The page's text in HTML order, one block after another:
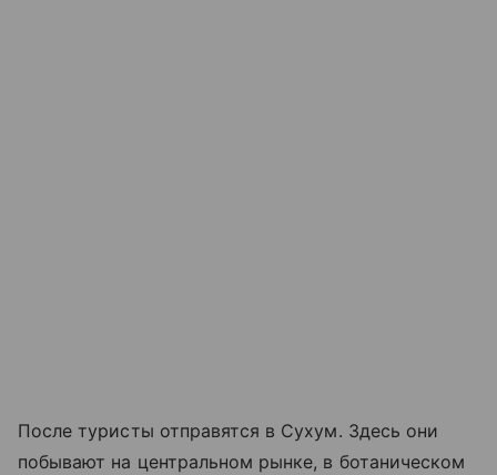
После туристы отправятся в Сухум. Здесь они
побывают на центральном рынке, в ботаническом